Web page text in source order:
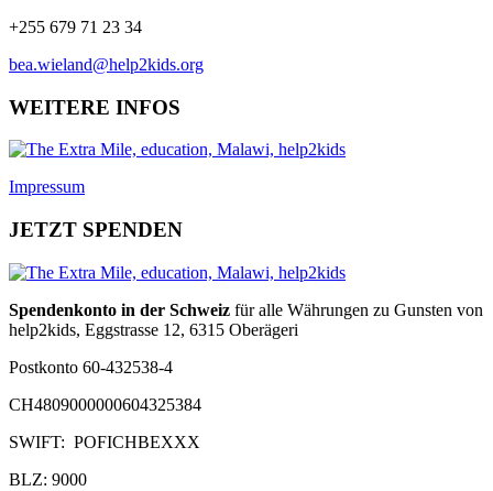
+255 679 71 23 34
bea.wieland@help2kids.org
WEITERE INFOS
Impressum
JETZT SPENDEN
Spendenkonto in der Schweiz für alle Währungen zu Gunsten von
help2kids, Eggstrasse 12, 6315 Oberägeri
Postkonto 60-432538-4
CH4809000000604325384
SWIFT: POFICHBEXXX
BLZ: 9000